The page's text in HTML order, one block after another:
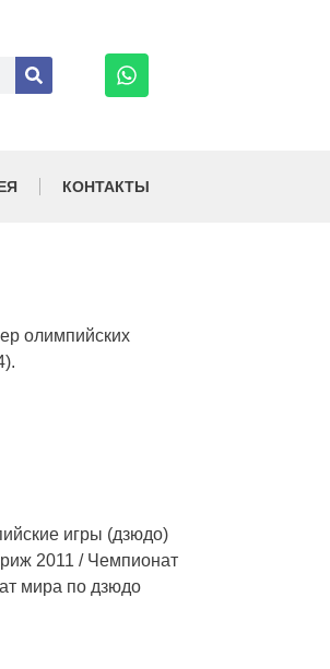
КОНТАКТЫ
олимпийских
игры (дзюдо)
2011 / Чемпионат
мира по дзюдо